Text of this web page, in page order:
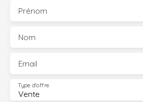
Prénom
Nom
Email
Vente
Type d'offre